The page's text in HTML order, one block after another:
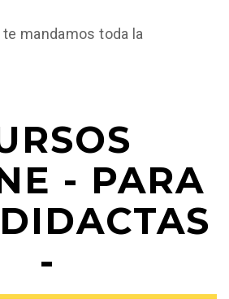
mandamos toda la
- PARA
-